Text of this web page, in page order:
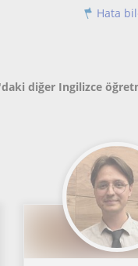
Hata
diğer Ingilizce